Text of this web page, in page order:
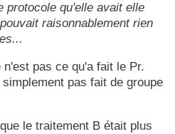
protocole qu'elle avait elle
raisonnablement rien
pas ce qu'a fait le Pr.
pas fait de groupe
le traitement B était plus